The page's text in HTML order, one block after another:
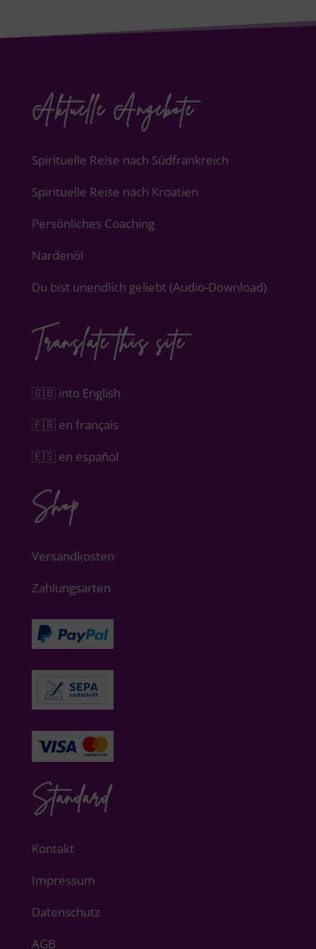
Aktuelle Angebote
Spirituelle Reise nach Südfrankreich
Spirituelle Reise nach Kroatien
Persönliches Coaching
Nardenöl
Du bist unendlich geliebt (Audio-Download)
Translate this site
🇬🇧 into English
🇫🇷 en français
🇪🇸 en español
Shop
Versandkosten
Zahlungsarten
Standard
Kontakt
Impressum
Datenschutz
AGB